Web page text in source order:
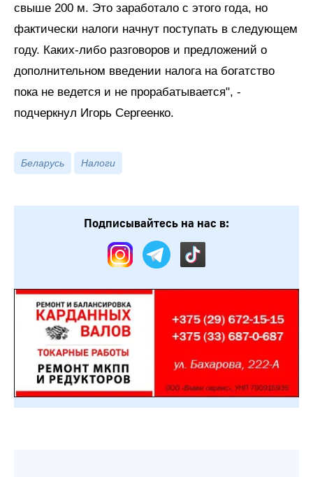
свыше 200 м. Это заработало с этого года, но
фактически налоги начнут поступать в следующем
году. Каких-либо разговоров и предложений о
дополнительном введении налога на богатство
пока не ведется и не прорабатывается", -
подчеркнул Игорь Сергеенко.
Беларусь Налоги
Подписывайтесь на нас в: